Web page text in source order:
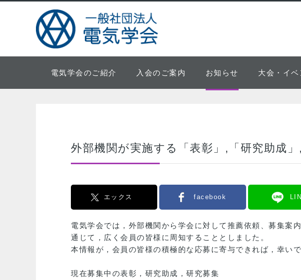
電気学会のご紹介 入会のご案内 お知らせ 大会・イベ
外部機関が実施する「表彰」,「研究助成
エックス facebook
電気学会では，外部機関から学会に対して推薦依頼、募集案
通じて，広く会員の皆様に周知することとしました。
本情報が，会員の皆様の積極的な応募に寄与できれば，幸いで
現在募集中の表彰，研究助成，研究募集